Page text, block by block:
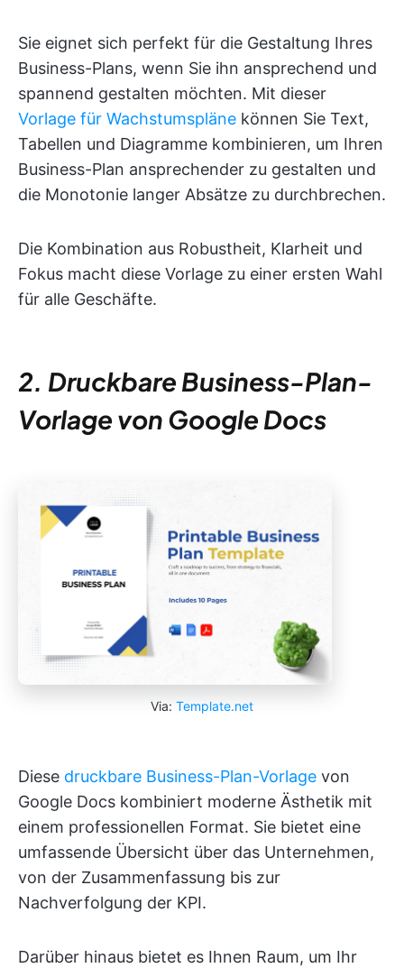
Sie eignet sich perfekt für die Gestaltung Ihres
Business-Plans, wenn Sie ihn ansprechend und
spannend gestalten möchten. Mit dieser
Vorlage für Wachstumspläne können Sie Text,
Tabellen und Diagramme kombinieren, um Ihren
Business-Plan ansprechender zu gestalten und
die Monotonie langer Absätze zu durchbrechen.
Die Kombination aus Robustheit, Klarheit und
Fokus macht diese Vorlage zu einer ersten Wahl
für alle Geschäfte.
2. Druckbare Business-Plan-
Vorlage von Google Docs
Via: Template.net
Diese druckbare Business-Plan-Vorlage von
Google Docs kombiniert moderne Ästhetik mit
einem professionellen Format. Sie bietet eine
umfassende Übersicht über das Unternehmen,
von der Zusammenfassung bis zur
Nachverfolgung der KPI.
Darüber hinaus bietet es Ihnen Raum, um Ihr